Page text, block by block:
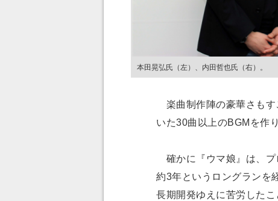
本田晃弘氏（左）、内田哲也氏（右）。
楽曲制作陣の豪華さもす
いた30曲以上のBGMを作
確かに『ウマ娘』は、プ
約3年というロングランを
長期開発ゆえに苦労した